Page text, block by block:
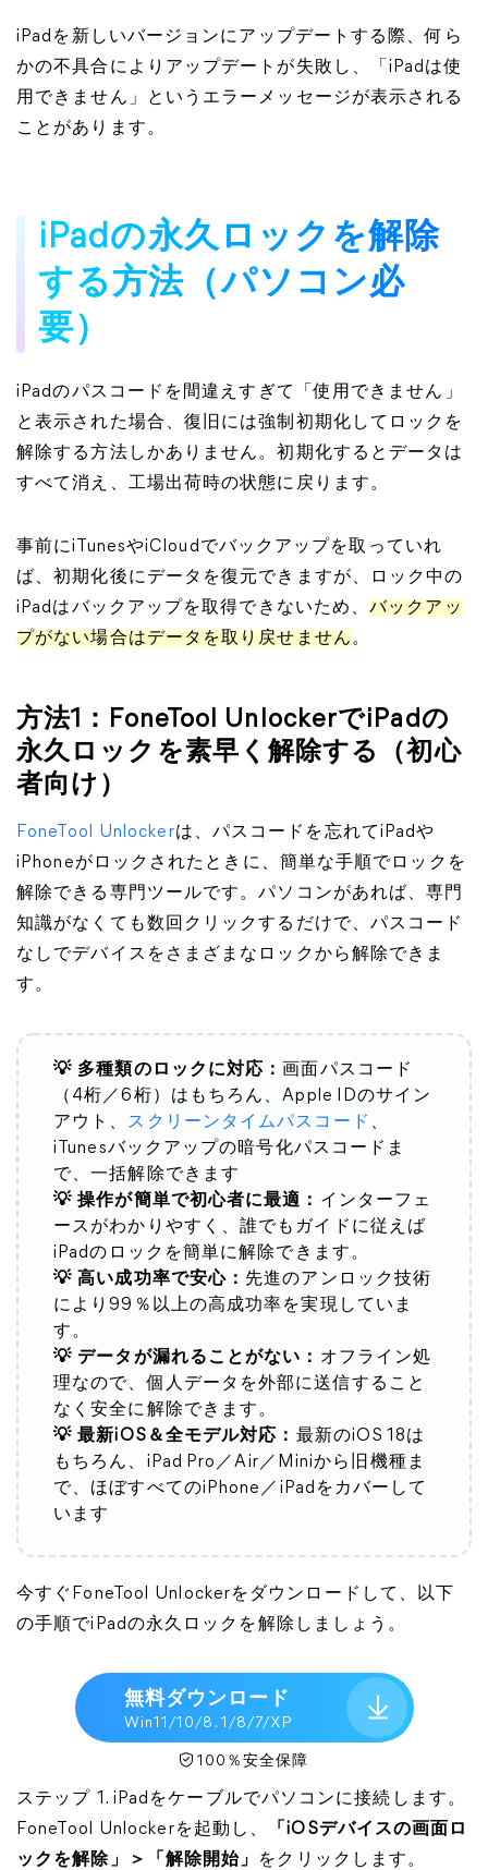
iPadを新しいバージョンにアップデートする際、何ら
かの不具合によりアップデートが失敗し、「iPadは使
用できません」というエラーメッセージが表示される
ことがあります。
iPadの永久ロックを解除
する方法（パソコン必
要）
iPadのパスコードを間違えすぎて「使用できません」
と表示された場合、復旧には強制初期化してロックを
解除する方法しかありません。初期化するとデータは
すべて消え、工場出荷時の状態に戻ります。
事前にiTunesやiCloudでバックアップを取っていれ
ば、初期化後にデータを復元できますが、ロック中の
iPadはバックアップを取得できないため、バックアッ
プがない場合はデータを取り戻せません。
方法1：FoneTool UnlockerでiPadの
永久ロックを素早く解除する（初心
者向け）
FoneTool Unlockerは、パスコードを忘れてiPadや
iPhoneがロックされたときに、簡単な手順でロックを
解除できる専門ツールです。パソコンがあれば、専門
知識がなくても数回クリックするだけで、パスコード
なしでデバイスをさまざまなロックから解除できま
す。
💡 多種類のロックに対応： 画面パスコード
（4桁／6桁）はもちろん、Apple IDのサイン
アウト、 スクリーンタイムパスコード 、
iTunesバックアップの暗号化パスコードま
で、一括解除できます
💡 操作が簡単で初心者に最適： インターフェ
ースがわかりやすく、誰でもガイドに従えば
iPadのロックを簡単に解除できます。
💡 高い成功率で安心： 先進のアンロック技術
により99％以上の高成功率を実現していま
す。
💡 データが漏れることがない： オフライン処
理なので、個人データを外部に送信すること
なく安全に解除できます。
💡 最新iOS＆全モデル対応： 最新のiOS 18は
もちろん、iPad Pro／Air／Miniから旧機種ま
で、ほぼすべてのiPhone／iPadをカバーして
います
今すぐFoneTool Unlockerをダウンロードして、以下
の手順でiPadの永久ロックを解除しましょう。
無料ダウンロード
Win11/10/8. 1/8/7/XP
100％安全保障
ステップ 1. iPadをケーブルでパソコンに接続します。
FoneTool Unlockerを起動し、
「iOSデバイスの画面ロ
ックを解除」＞「解除開始」
をクリックします。